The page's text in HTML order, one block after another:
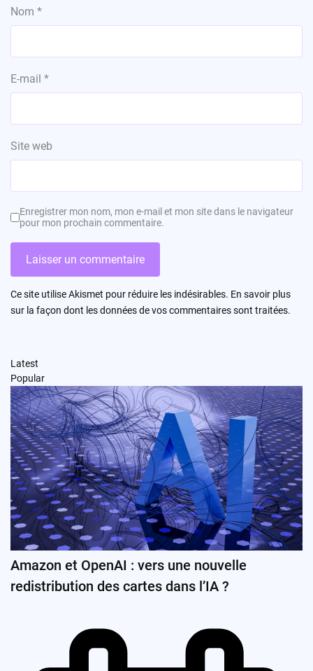
Nom *
E-mail *
Site web
Enregistrer mon nom, mon e-mail et mon site dans le navigateur
pour mon prochain commentaire.
Ce site utilise Akismet pour réduire les indésirables. En savoir plus
sur la façon dont les données de vos commentaires sont traitées.
Latest
Popular
Amazon et OpenAI : vers une nouvelle
redistribution des cartes dans l’IA ?